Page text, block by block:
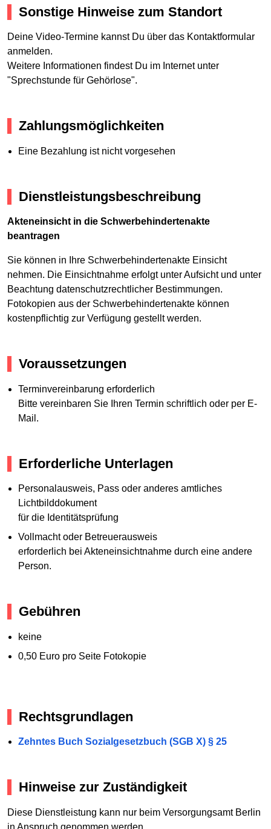
Sonstige Hinweise zum Standort
Deine Video-Termine kannst Du über das Kontaktformular
anmelden.
Weitere Informationen findest Du im Internet unter
"Sprechstunde für Gehörlose".
Zahlungsmöglichkeiten
Eine Bezahlung ist nicht vorgesehen
Dienstleistungsbeschreibung
Akteneinsicht in die Schwerbehindertenakte
beantragen
Sie können in Ihre Schwerbehindertenakte Einsicht
nehmen. Die Einsichtnahme erfolgt unter Aufsicht und unter
Beachtung datenschutzrechtlicher Bestimmungen.
Fotokopien aus der Schwerbehindertenakte können
kostenpflichtig zur Verfügung gestellt werden.
Voraussetzungen
Terminvereinbarung erforderlich
Bitte vereinbaren Sie Ihren Termin schriftlich oder per E-
Mail.
Erforderliche Unterlagen
Personalausweis, Pass oder anderes amtliches
Lichtbilddokument
für die Identitätsprüfung
Vollmacht oder Betreuerausweis
erforderlich bei Akteneinsichtnahme durch eine andere
Person.
Gebühren
keine
0,50 Euro pro Seite Fotokopie
Rechtsgrundlagen
Zehntes Buch Sozialgesetzbuch (SGB X) § 25
Hinweise zur Zuständigkeit
Diese Dienstleistung kann nur beim Versorgungsamt Berlin
in Anspruch genommen werden.